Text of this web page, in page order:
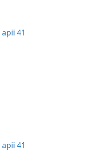
apii 41
apii 41